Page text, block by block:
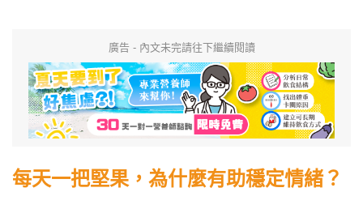
廣告 - 內文未完請往下繼續閱讀
每天一把堅果，為什麼有助穩定情緒？